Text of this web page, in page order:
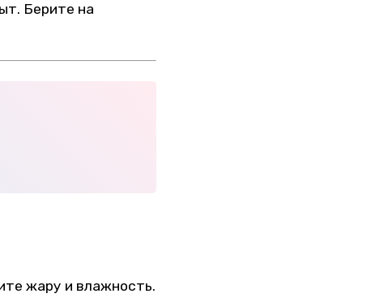
Берите на
жару и влажность.